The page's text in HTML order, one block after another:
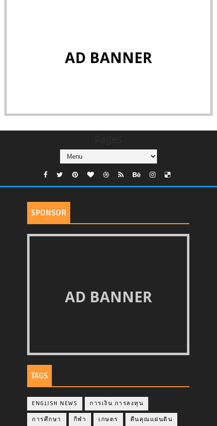
AD BANNER
SPONSOR
AD BANNER
TAGS
ENGLISH NEWS การเงิน การลงทุน
การศึกษา กีฬา เกษตร คืนคุณแผ่นดิน